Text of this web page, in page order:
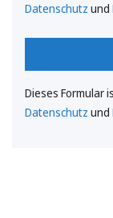
Datenschutz und
Dieses Formular
Datenschutz und